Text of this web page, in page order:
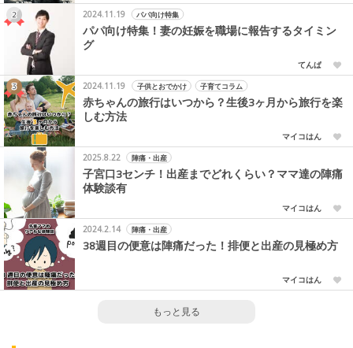
2024.11.19
パパ向け特集
パパ向け特集！妻の妊娠を職場に報告するタイミン
グ
てんぱ
2024.11.19
子供とおでかけ 子育てコラム
赤ちゃんの旅行はいつから？生後3ヶ月から旅行を楽
しむ方法
マイコはん
2025.8.22
陣痛・出産
子宮口3センチ！出産までどれくらい？ママ達の陣痛
体験談有
マイコはん
2024.2.14
陣痛・出産
38週目の便意は陣痛だった！排便と出産の見極め方
マイコはん
もっと見る